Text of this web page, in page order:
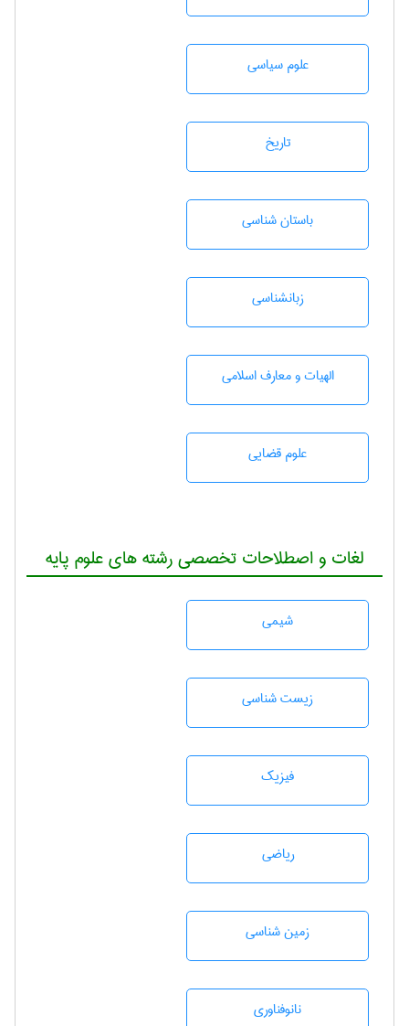
علوم سياسی
تاريخ
باستان شناسی
زبانشناسی
الهیات و معارف اسلامی
علوم قضایی
لغات و اصطلاحات تخصصی رشته های علوم پایه
شيمی
زيست شناسی
فیزیک
رياضی
زمين شناسی
نانوفناوری